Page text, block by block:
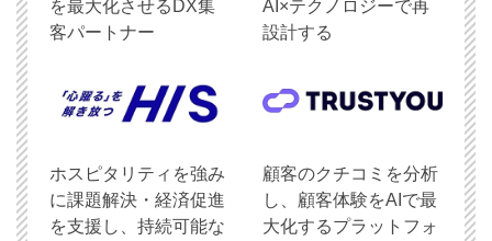
を最大化させるDX集
客パートナー
AI×テクノロジーで再
設計する
ホスピタリティを強み
に課題解決・経済促進
を支援し、持続可能な
顧客のクチコミを分析
し、顧客体験をAIで最
大化するプラットフォ